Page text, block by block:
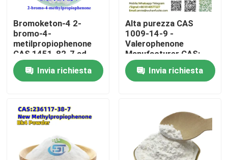
Bromoketon-4 2-
bromo-4-
metilpropiophenone
CAS 1451-82-7 ad
alta purezza
Invia richiesta
Alta purezza CAS
1009-14-9 -
Valerophenone
Manufacturer CAS:
1009-14-9 - Trova
prezzi competitivi
Invia richiesta